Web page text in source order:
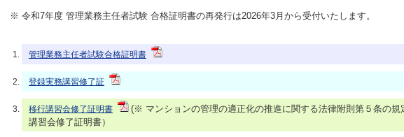
※ 令和7年度 管理業務主任者試験 合格証明書の再発行は2026年3月から受付いたします。
管理業務主任者試験合格証明書
登録実務講習修了証
移行講習会修了証明書 (※ マンションの管理の適正化の推進に関する法律附則第５条の規
講習会修了証明書）